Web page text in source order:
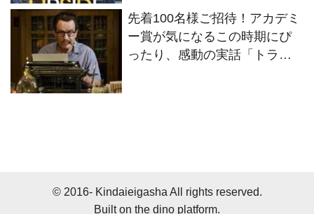
先着100名様ご招待！アカデミ
ー賞が気になるこの時期にぴ
ったり、感動の実話「トラン
© 2016- Kindaieigasha All rights reserved.
Built on the dino platform.